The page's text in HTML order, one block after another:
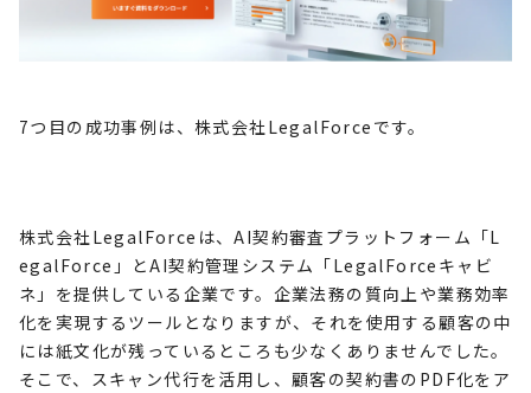
7つ目の成功事例は、株式会社 LegalForce です。
株式会社 LegalForce は、AI契約審査プラットフォーム「L
egalForce 」とAI契約管理システム「LegalForce キャビ
ネ」を提供している企業です。企業法務の質向上や業務効率
化を実現するツールとなりますが、それを使用する顧客の中
には紙文化が残っているところも少なくありませんでした。
そこで、スキャン代行を活用し、顧客の契約書の PDF化をア